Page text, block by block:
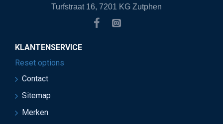
Turfstraat 16, 7201 KG Zutphen
KLANTENSERVICE
Reset options
Contact
Sitemap
Merken